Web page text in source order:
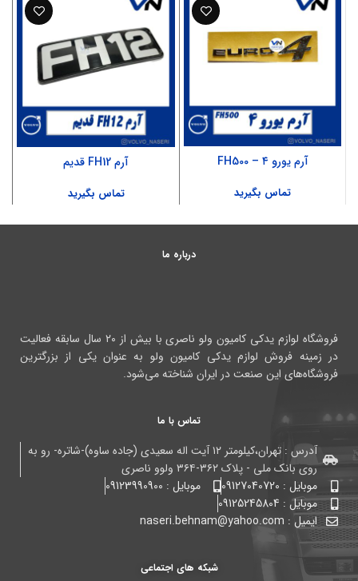
آرم یورو ۴ – FH500
تماس بگیرید
آرم FH12 قدیم
تماس بگیرید
درباره ما
فروشگاه لوازم یدکی کامیون ولو ناصری با بیش از ۲۰ سال سابقه فعالیت
در زمینه فروش لوازم یدکی کامیون ولو به عنوان یکی از بزرگترین
فروشگاه‌های این صنعت در ایران شناخته می‌شود.
تماس با ما
آدرس : تهران،کیلومتر ۱۲ آیت اله سعیدی (جاده ساوه)-شاتره- رو به
روی بانک ملی - پلاک ۳۶۲-۳۶۴ ولوو ناصری
موبایل : 09127040720
موبایل : 09123990900
موبایل : 09125245804
ایمیل : naseri.behnam@yahoo.com
شبکه های اجتماعی